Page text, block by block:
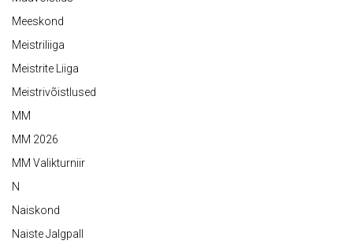
Meeskond
Meistriliiga
Meistrite Liiga
Meistrivõistlused
MM
MM 2026
MM Valikturniir
N
Naiskond
Naiste Jalgpall